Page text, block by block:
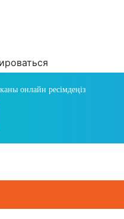
онлайн ресімдеңіз